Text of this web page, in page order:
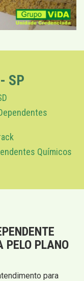
SP
Químicos
PELO PLANO
para